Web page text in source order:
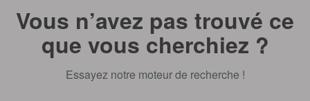
Vous n’avez pas trouvé ce
que vous cherchiez ?
Essayez notre moteur de recherche !